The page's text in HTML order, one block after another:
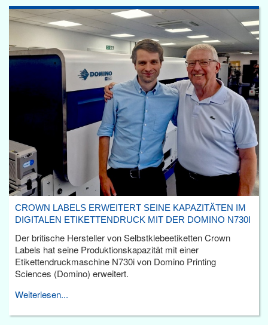
CROWN LABELS ERWEITERT SEINE KAPAZITÄTEN IM
DIGITALEN ETIKETTENDRUCK MIT DER DOMINO N730I
Der britische Hersteller von Selbstklebeetiketten Crown
Labels hat seine Produktionskapazität mit einer
Etikettendruckmaschine N730i von Domino Printing
Sciences (Domino) erweitert.
Weiterlesen...